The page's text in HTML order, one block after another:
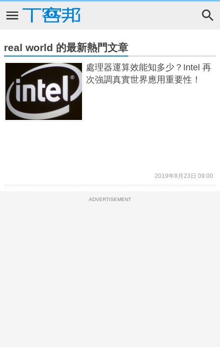
real world 的最新熱門文章
處理器運算效能知多少？Intel 再
次強調真實世界應用重要性！
2019年8月23日 09:00
ADVERTISEMENT